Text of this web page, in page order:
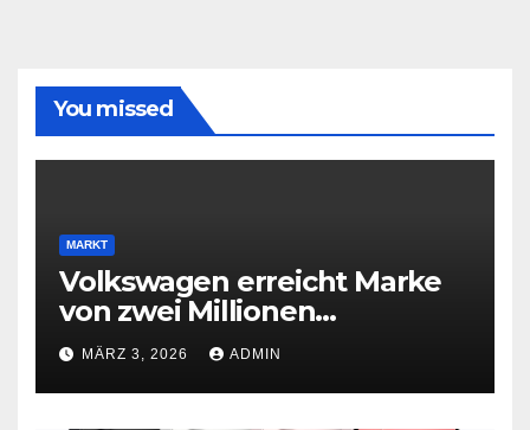
You missed
MARKT
Volkswagen erreicht Marke
von zwei Millionen
Elektroautos
MÄRZ 3, 2026 ADMIN